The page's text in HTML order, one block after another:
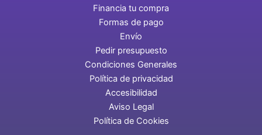
Financia tu compra
Formas de pago
Envío
Pedir presupuesto
Condiciones Generales
Política de privacidad
Accesibilidad
Aviso Legal
Política de Cookies